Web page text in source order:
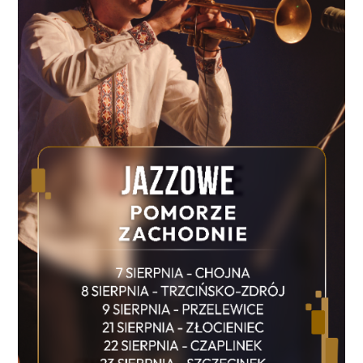
wyjątkowy klimat regionalnych brzmień. Ostatnim
punktem letniego programu będzie wrześniowy
koncert Zalii, zaplanowany na 12 września o godz.
19.00. Artystka zamknie tegoroczny cykl wydarzeń w
Amfiteatrze, który przez całe lato będzie tętnił
życiem. Lato w Amfiteatrze 2026 to propozycja dla
mieszkańców Koszalina, turystów i wszystkich, którzy
chcą spędzić wakacyjne wieczory w wyjątkowej
atmosferze. Program łączy różne gatunki i formy:
film, muzykę klasyczną, rock, folk, kabaret oraz
koncerty największych gwiazd. Bilety na wydarzenia
dostępne są na stronie www.ck105.koszalin.pl.